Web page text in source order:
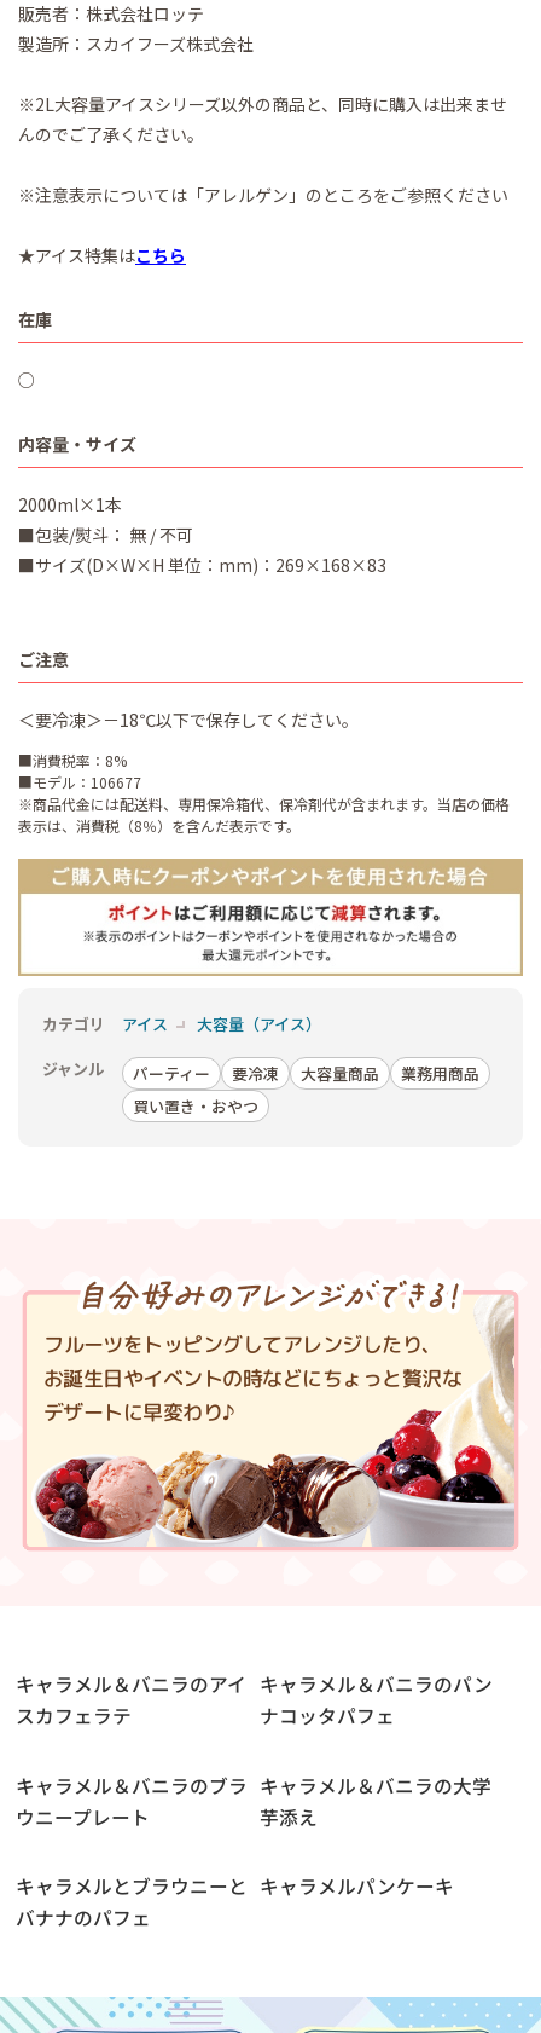
販売者：株式会社ロッテ
製造所：スカイフーズ株式会社
※2L大容量アイスシリーズ以外の商品と、同時に購入は出来ませ
んのでご了承ください。
※注意表示については「アレルゲン」のところをご参照ください
★アイス特集はこちら
在庫
○
内容量・サイズ
2000ml×1本
■包装/熨斗： 無 / 不可
■サイズ(D×W×H 単位：mm)：269×168×83
ご注意
＜要冷凍＞－18℃以下で保存してください。
■消費税率：8%
■モデル：106677
※商品代金には配送料、専用保冷箱代、保冷剤代が含まれます。当店の価格
表示は、消費税（8％）を含んだ表示です。
カテゴリ アイス
大容量（アイス）
ジャンル
パーティー 要冷凍 大容量商品
業務用商品
買い置き・おやつ
フルーツをトッピングしてアレンジしたり、
お誕生日やイベントの時などにちょっと贅沢な
デザートに早変わり♪
キャラメル＆バニラのアイ
スカフェラテ
キャラメル＆バニラのパン
ナコッタパフェ
キャラメル＆バニラのブラ
ウニープレート
キャラメル＆バニラの大学
芋添え
キャラメルとブラウニーと
バナナのパフェ
キャラメルパンケーキ